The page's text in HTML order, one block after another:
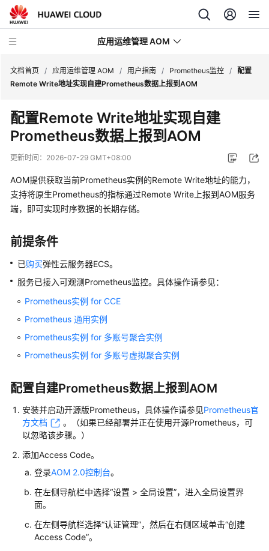
应用运维管理 AOM
最
新
动
产
品
介
绍
计
说
明
速
入
门
户
指
南
过
IAM
予
使
用
AOM
文档首页 / 应用运维管理 AOM / 用户指南 / Prometheus监控 /
配置
Remote Write地址实现自建Prometheus数据上报到AOM
配置Remote Write地址实现自建
Prometheus数据上报到AOM
更新时间： 2026-07-29 GMT+08:00
AOM提供获取当前Prometheus实例的Remote Write地址的能力，
支持将原生Prometheus的指标通过Remote Write上报到AOM服务
端，即可实现时序数据的长期存储。
前提条件
已购买弹性云服务器ECS。
服务已接入可观测Prometheus监控。具体操作请参见：
Prometheus实例 for CCE
Prometheus 通用实例
Prometheus实例 for 多账号聚合实例
Prometheus实例 for 多账号虚拟聚合实例
配置自建Prometheus数据上报到AOM
安装并启动开源版Prometheus，具体操作请参见Prometheus官
方文档
。（如果已经部署并正在使用开源Prometheus，可
以忽略该步骤。）
添加Access Code。
登录AOM 2.0控制台。
在左侧导航栏中选择“设置 > 全局设置”，进入全局设置界
面。
在左侧导航栏选择“认证管理”，然后在右侧区域单击“创建
Access Code”。